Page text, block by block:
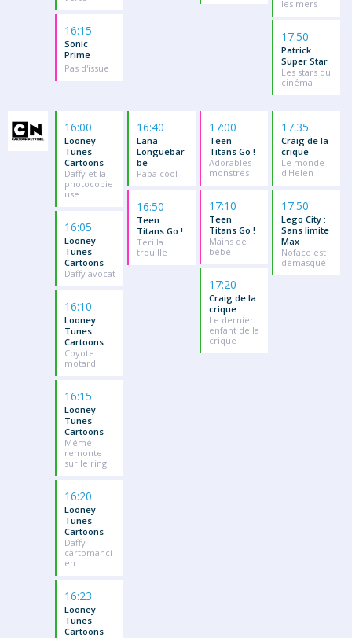
16:15
Sonic
Prime
Pas d'issue
les mers
17:50
Patrick
Super Star
Les stars du
cinéma
16:00
Looney
Tunes
Cartoons
Daffy et la
photocopie
use
16:05
Looney
Tunes
Cartoons
Daffy avocat
16:10
Looney
Tunes
Cartoons
Coyote
motard
16:15
Looney
Tunes
Cartoons
Mémé
remonte
sur le ring
16:20
Looney
Tunes
Cartoons
Daffy
cartomanci
en
16:23
Looney
Tunes
Cartoons
16:40
Lana
Longuebar
be
Papa cool
16:50
Teen
Titans Go !
Teri la
trouille
17:00
Teen
Titans Go !
Adorables
monstres
17:10
Teen
Titans Go !
Mains de
bébé
17:20
Craig de la
crique
Le dernier
enfant de la
crique
17:35
Craig de la
crique
Le monde
d'Helen
17:50
Lego City :
Sans limite
Max
Noface est
démasqué